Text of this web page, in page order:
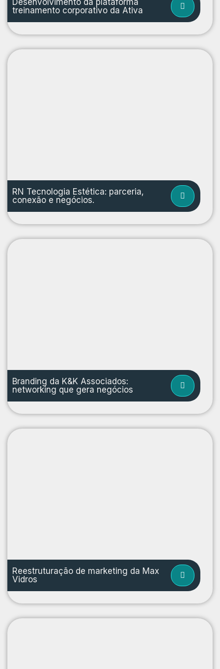
treinamento corporativo da Ativa
RN Tecnologia Estética: parceria,
conexão e negócios.
Branding da K&K Associados:
networking que gera negócios
Reestruturação de marketing da Max
Vidros